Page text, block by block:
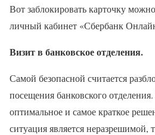
Вот заблокировать карточку
личный кабинет «Сбербанк
Визит в банковское отделения.
Самой безопасной считается
посещения банковского
оптимальное и самое краткое
ситуация является неразрешимой,